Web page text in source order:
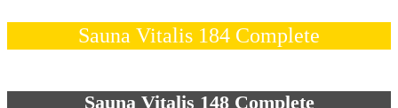
Sauna Vitalis 184 Complete
Sauna Vitalis 148 Complete